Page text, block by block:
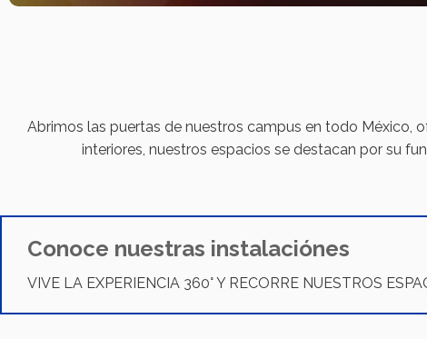
Abrimos las puertas de nuestros campus en todo México,
interiores, nuestros espacios se destacan por su
Conoce nuestras instalaciónes
VIVE LA EXPERIENCIA 360° Y RECORRE NUESTROS